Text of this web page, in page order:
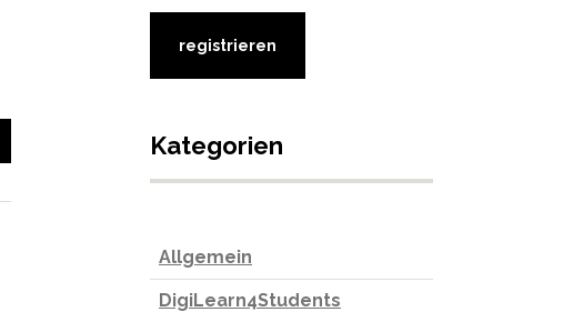
Kategorien
Allgemein
DigiLearn4Students